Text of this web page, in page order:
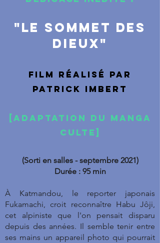
"Le SOMMET DES
DIEUX"
Film réalisé par
patrick imbert
[ADAPTATION DU MANGA
CULTE]
(Sorti en salles - septembre 2021)
Durée : 95 min
À Katmandou, le reporter japonais
Fukamachi, croit reconnaître Habu Jôji,
cet alpiniste que l'on pensait disparu
depuis des années. Il semble tenir entre
ses mains un appareil photo qui pourrait